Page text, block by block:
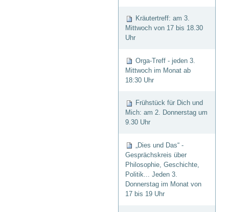
Kräutertreff: am 3.
Mittwoch von 17 bis 18.30
Uhr
Orga-Treff - jeden 3.
Mittwoch im Monat ab
18:30 Uhr
Frühstück für Dich und
Mich: am 2. Donnerstag um
9.30 Uhr
„Dies und Das“ -
Gesprächskreis über
Philosophie, Geschichte,
Politik... Jeden 3.
Donnerstag im Monat von
17 bis 19 Uhr